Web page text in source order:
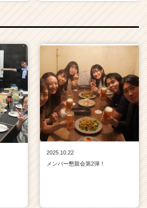
2025.10.22
メンバー懇親会第2弾！